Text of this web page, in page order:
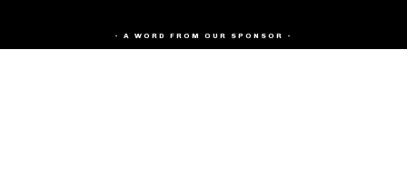
- A WORD FROM OUR SPONSOR -